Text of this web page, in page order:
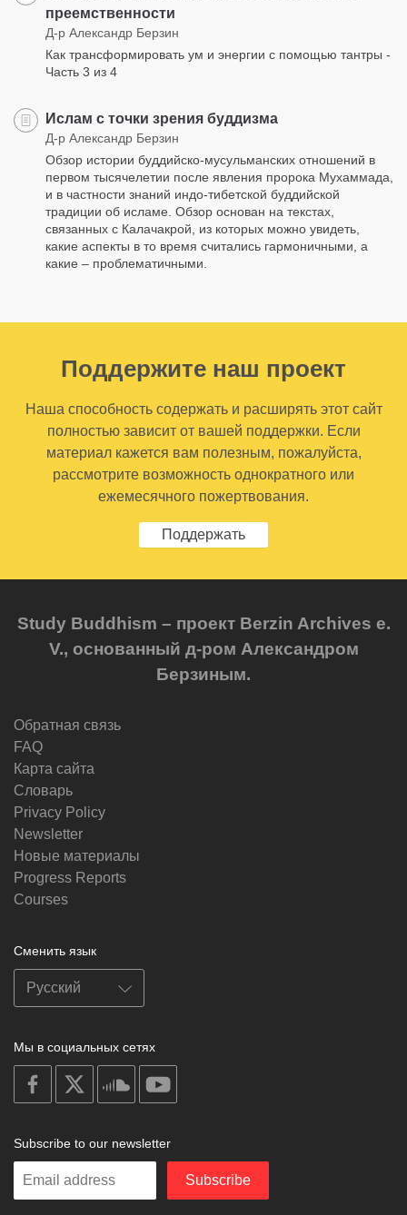
преемственности
Д-р Александр Берзин
Как трансформировать ум и энергии с помощью тантры -
Часть 3 из 4
Ислам с точки зрения буддизма
Д-р Александр Берзин
Обзор истории буддийско-мусульманских отношений в
первом тысячелетии после явления пророка Мухаммада,
и в частности знаний индо-тибетской буддийской
традиции об исламе. Обзор основан на текстах,
связанных с Калачакрой, из которых можно увидеть,
какие аспекты в то время считались гармоничными, а
какие – проблематичными.
Поддержите наш проект
Наша способность содержать и расширять этот сайт
полностью зависит от вашей поддержки. Если
материал кажется вам полезным, пожалуйста,
рассмотрите возможность однократного или
ежемесячного пожертвования.
Поддержать
Study Buddhism – проект Berzin Archives e.
V., основанный д-ром Александром
Берзиным.
Обратная связь
FAQ
Карта сайта
Словарь
Privacy Policy
Newsletter
Новые материалы
Progress Reports
Courses
Сменить язык
Мы в социальных сетях
on
facebook
soundcloud
Subscribe to our newsletter
Enter
Subscribe